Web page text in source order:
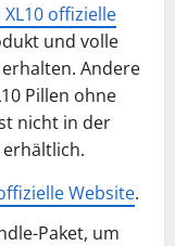
offizielle
und volle
Andere
Pillen ohne
nicht in der
Website.
Paket, um